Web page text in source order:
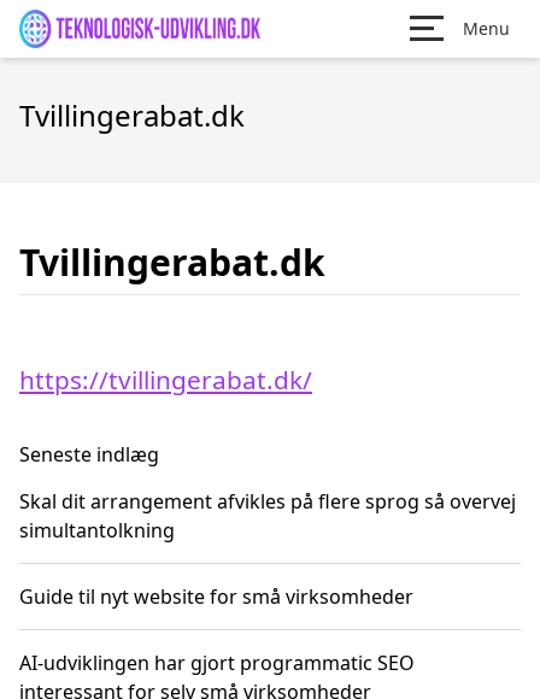
Menu
Tvillingerabat.dk
Tvillingerabat.dk
https://tvillingerabat.dk/
Seneste indlæg
Skal dit arrangement afvikles på flere sprog så overvej
simultantolkning
Guide til nyt website for små virksomheder
AI-udviklingen har gjort programmatic SEO
interessant for selv små virksomheder